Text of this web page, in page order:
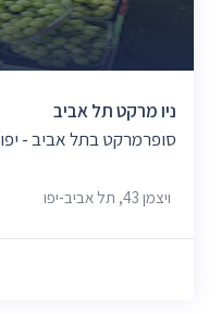
ניו מרקט תל אביב
סופרמרקט בתל אביב - יפו
ויצמן‬ 43, תל אביב-יפו